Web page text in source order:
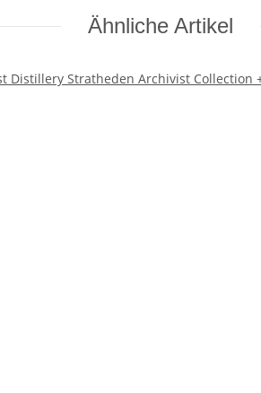
Ähnliche Artikel